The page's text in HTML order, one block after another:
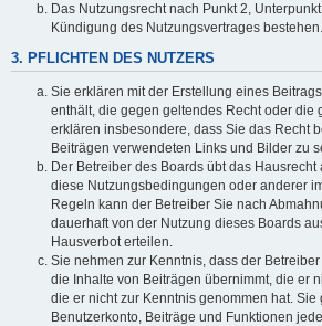
Das Nutzungsrecht nach Punkt 2,
Kündigung des Nutzungsvertrages bestehen.
3. PFLICHTEN DES NUTZERS
Sie erklären mit der Erstellung eines
enthält, die gegen geltendes Recht oder die
erklären insbesondere, dass Sie das Recht
Beiträgen verwendeten Links und Bilder zu
Der Betreiber des Boards übt das Hausrecht
diese Nutzungsbedingungen oder anderer
Regeln kann der Betreiber Sie nach
dauerhaft von der Nutzung dieses Boards
Hausverbot erteilen.
Sie nehmen zur Kenntnis, dass der
die Inhalte von Beiträgen übernimmt, die er
die er nicht zur Kenntnis genommen hat. Sie
Benutzerkonto, Beiträge und Funktionen